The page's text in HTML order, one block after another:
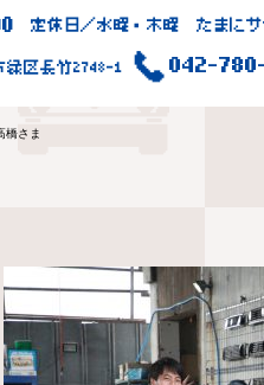
定休日／水曜・木曜 たまにサ
緑区長竹2748-1 042-
橋さま